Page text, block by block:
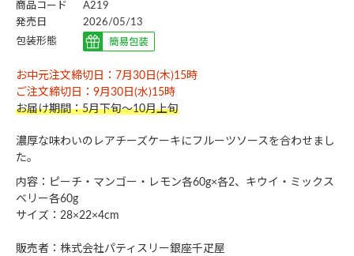
商品コード
A219
発売日
2026/05/13
包装形態
お中元注文締切日：7月30日(木)15時
ご注文締切日：9月30日(水)15時
お届け期間：5月下旬～10月上旬
濃厚な味わいのレアチーズケーキにフルーツソースを合わせまし
た。
内容：ピーチ・マンゴー・レモン各60g×各2、キウイ・ミックス
ベリー各60g
サイズ：28×22×4cm
販売者：株式会社パティスリー銀座千疋屋